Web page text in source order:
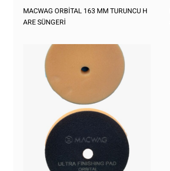
MACWAG ORBİTAL 163 MM TURUNCU H
ARE SÜNGERİ